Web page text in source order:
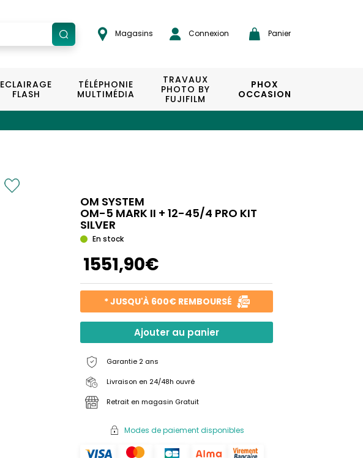
Magasins Connexion Panier
ECLAIRAGE
FLASH
TÉLÉPHONIE
MULTIMÉDIA
TRAVAUX
PHOTO BY
FUJIFILM
PHOX
OCCASION
OM SYSTEM
OM-5 MARK II + 12-45/4 PRO KIT
SILVER
En stock
1551,90€
* JUSQU'À 600€ REMBOURSÉ
Ajouter au panier
Garantie 2 ans
Livraison en 24/48h ouvré
Retrait en magasin Gratuit
Modes de paiement disponibles